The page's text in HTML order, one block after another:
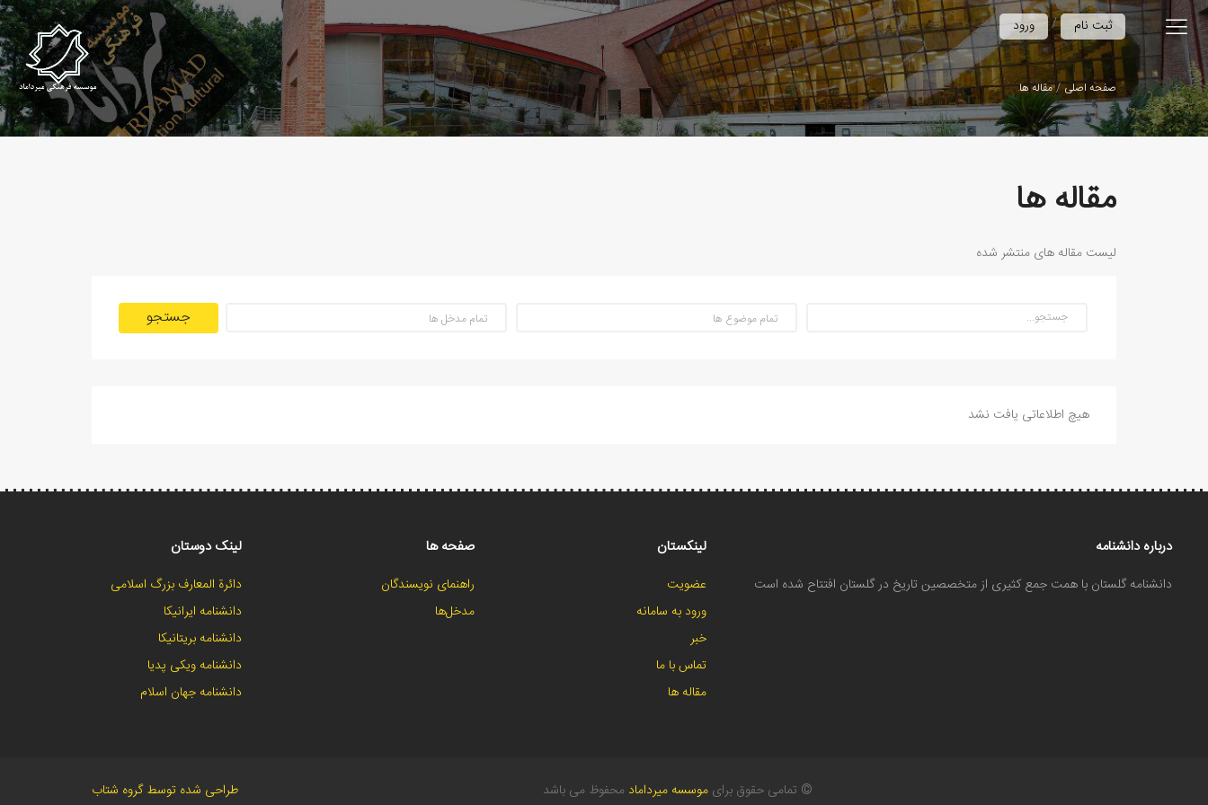
ورود / ثبت نام
صفحه اصلی مقاله ها
مقاله ها
لیست مقاله های منتشر شده
جستجو
هیچ اطلاعاتی یافت نشد
درباره دانشنامه
دانشنامه گلستان با همت جمع کثیری از متخصصین تاریخ در گلستان افتتاح شده است
لینکستان
عضویت
ورود به سامانه
خبر
تماس با ما
مقاله ها
صفحه ها
راهنمای نویسندگان
مدخل‌ها
لینک دوستان
دائرة المعارف بزرگ اسلامی
دانشنامه ایرانیکا
دانشنامه بریتانیکا
دانشنامه ویکی پدیا
دانشنامه جهان اسلام
طراحی شده توسط گروه شتاب © تمامی حقوق برای موسسه میرداماد محفوظ می باشد